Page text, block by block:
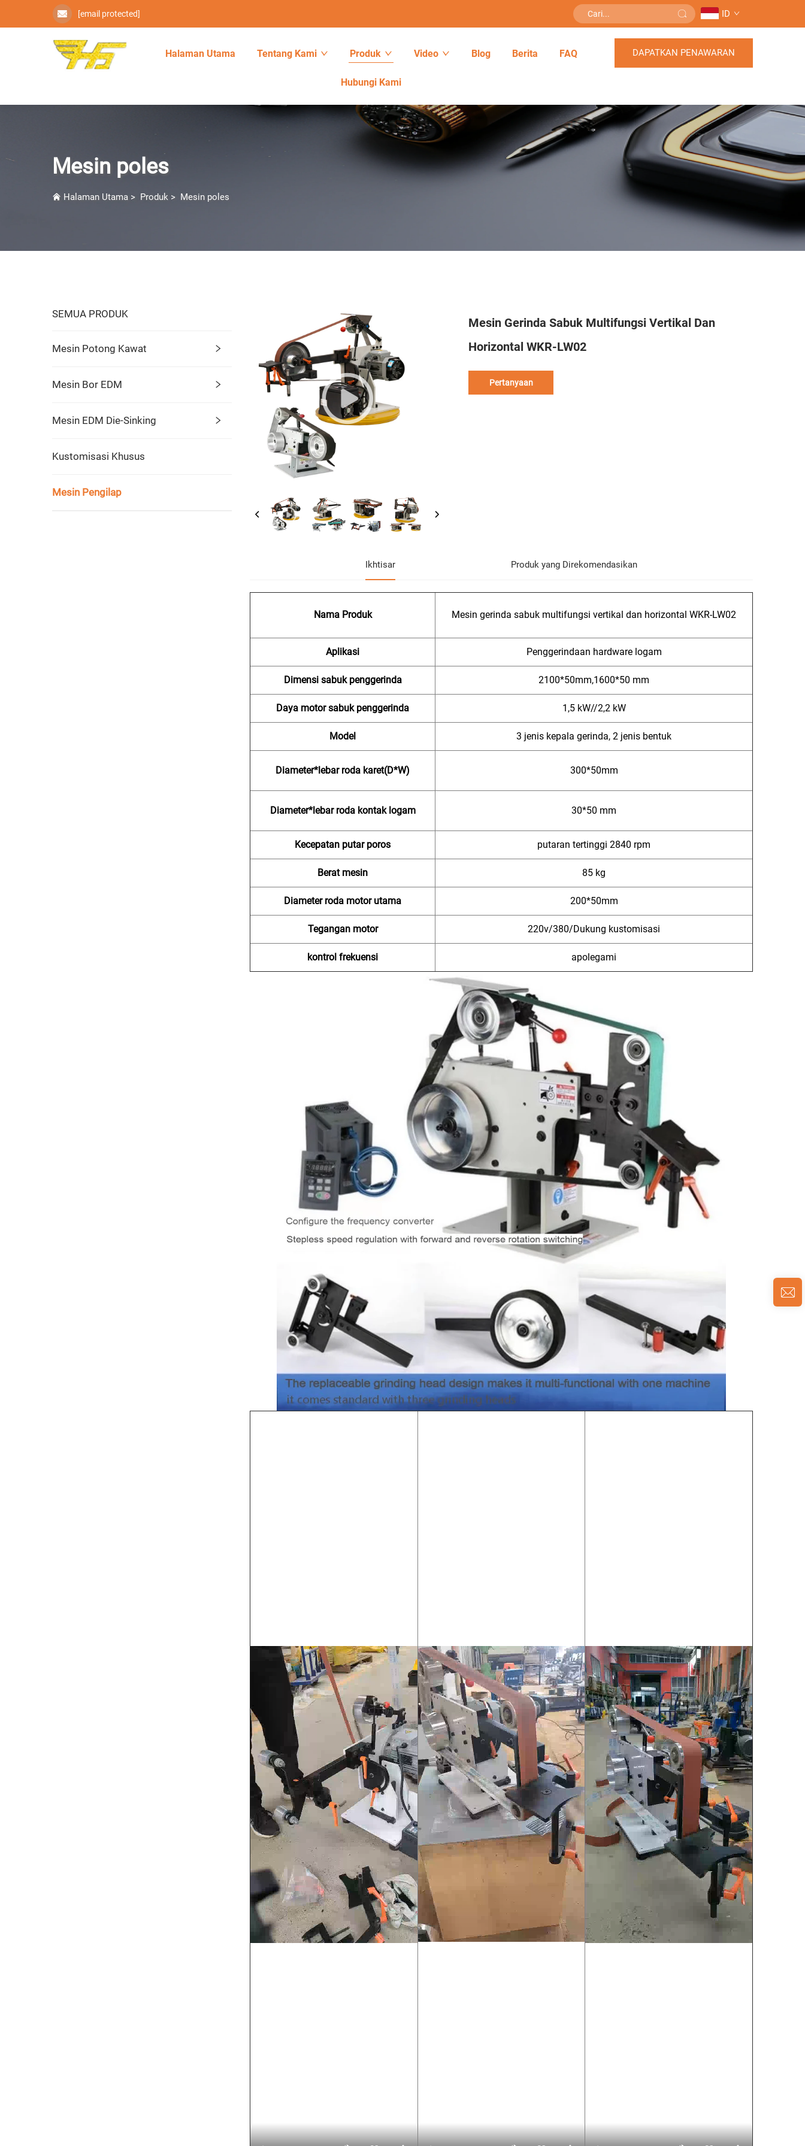
[email protected] ID
Halaman Utama Tentang Kami Produk Video Blog Berita FAQ
Hubungi Kami
DAPATKAN PENAWARAN
Mesin poles
Halaman Utama > Produk > Mesin poles
SEMUA PRODUK
Mesin Potong Kawat
Mesin Bor EDM
Mesin EDM Die-Sinking
Kustomisasi Khusus
Mesin Pengilap
Mesin Gerinda Sabuk Multifungsi Vertikal Dan
Horizontal WKR-LW02
Pertanyaan
Ikhtisar Produk yang Direkomendasikan
Nama Produk Mesin gerinda sabuk multifungsi vertikal dan horizontal WKR-LW02
Aplikasi Penggerindaan hardware logam
Dimensi sabuk penggerinda 2100*50mm,1600*50 mm
Daya motor sabuk penggerinda 1,5 kW//2,2 kW
Model 3 jenis kepala gerinda, 2 jenis bentuk
Diameter*lebar roda karet(D*W) 300*50mm
Diameter*lebar roda kontak logam 30*50 mm
Kecepatan putar poros putaran tertinggi 2840 rpm
Berat mesin 85 kg
Diameter roda motor utama 200*50mm
Tegangan motor 220v/380/Dukung kustomisasi
kontrol frekuensi apolegami